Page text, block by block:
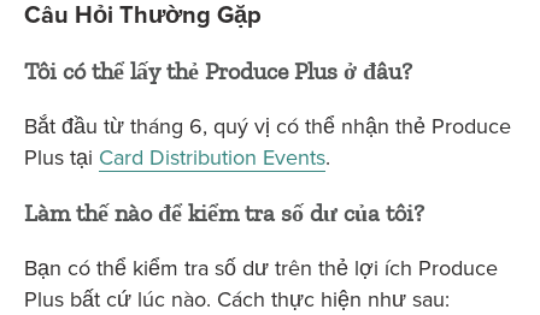
Câu Hỏi Thường Gặp
Tôi có thể lấy thẻ Produce Plus ở đâu?
Bắt đầu từ tháng 6, quý vị có thể nhận thẻ Produce
Plus tại Card Distribution Events.
Làm thế nào để kiểm tra số dư của tôi?
Bạn có thể kiểm tra số dư trên thẻ lợi ích Produce
Plus bất cứ lúc nào. Cách thực hiện như sau: